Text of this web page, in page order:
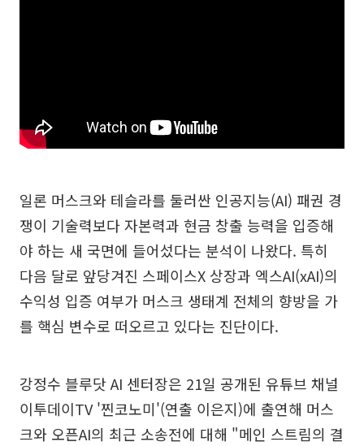
일론 머스크와 테슬라를 둘러싼 인공지능(AI) 패권 경
쟁이 기술력보다 자본력과 현금 창출 능력을 입증해
야 하는 새 국면에 들어섰다는 분석이 나왔다. 특히
다음 달로 앞당겨진 스페이스X 상장과 엑스AI(xAI)의
수익성 입증 여부가 머스크 생태계 전체의 향방을 가
를 핵심 변수로 떠오르고 있다는 진단이다.
강정수 블루닷 AI 센터장은 21일 공개된 유튜브 채널
이투데이TV '찐코노미'(연출 이은지)에 출연해 머스
크와 오픈AI의 최근 소송전에 대해 "메인 스트림의 결